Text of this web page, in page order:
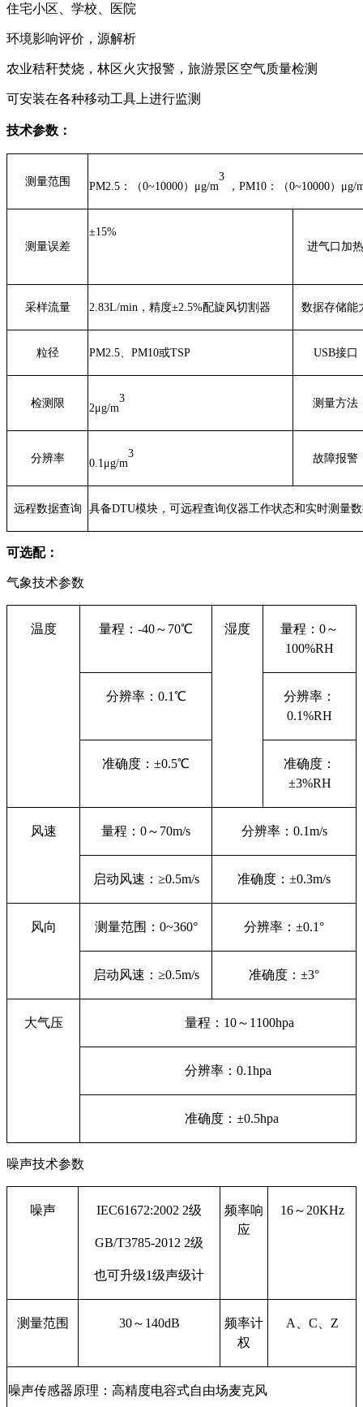
住宅小区 、学校、医院
环境影响评价，源解析
农业秸秆焚烧 ，林区火灾报警，旅游景区空气质量检测
可安装在各种移动工具上进行监测
技术参数：
测量范围 PM2.5：（0~10000）μg/m
3
，PM10：（0~10000）μg/
测量误差
±15%
进气口加热
采样流量 2.83L/min，精度±2.5%配旋风切割器 数据存储能
粒径 PM2.5、PM10或TSP USB接口
检测限 2μg/m
3 测量方法
分辨率 0.1μg/m
3 故障报警
远程数据查询 具备DTU模块，可远程查询仪器工作状态和实时测量
可选配：
气象技术参数
温度 量程：-40～70℃ 湿度 量程：0～
100%RH
分辨率：0.1℃
分辨率：
0.1%RH
准确度 ： ±0.5℃
准确度：
±3%RH
风速 量程：0～ 70m/s 分辨率：0.1m/s
启动风速：≥0.5m/s 准确度：±0.3m/s
风向 测量范围：0~360° 分辨率 ： ±0.1°
启动风速：≥0.5m/s 准确度 ： ±3°
大气压 量程 ：10～ 1100hpa
分辨率 ： 0.1hpa
准确度 ： ±0.5hpa
噪声技术参数
噪声 IEC61672:2002 2级
GB/T3785-2012 2级
也可升级1级声级计
频率响
应
16～20KHz
测量范围 30～140dB
频率计
权
A、C、Z
噪声传感器原理：高精度电容式自由场麦克风